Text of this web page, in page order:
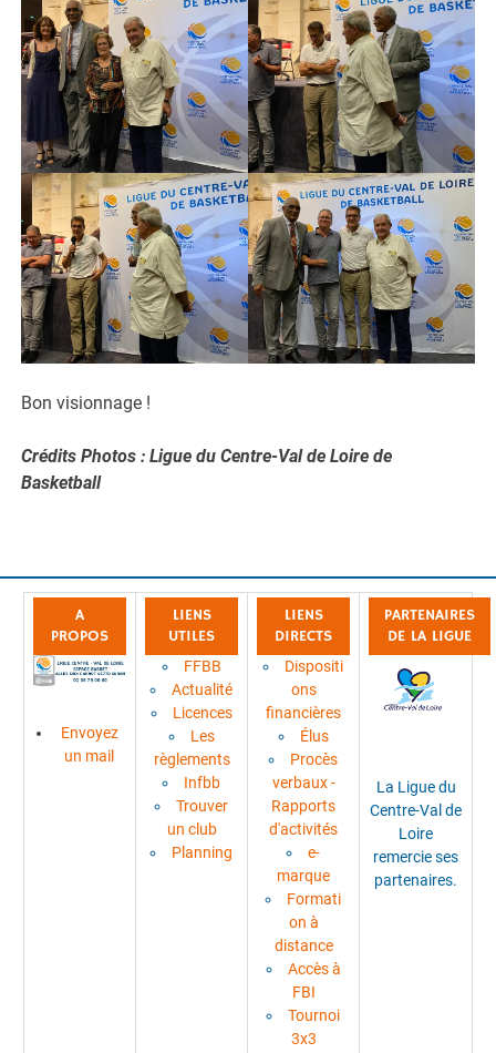
Bon visionnage !
Crédits Photos : Ligue du Centre-Val de Loire de
Basketball
A
PROPOS
Envoyez
un mail
LIENS
UTILES
FFBB
Actualité
Licences
Les
règlements
Infbb
Trouver
un club
Planning
LIENS
DIRECTS
Dispositi
ons
financières
Élus
Procès
verbaux -
Rapports
d'activités
e-
marque
Formati
on à
distance
Accès à
FBI
Tournoi
3x3
PARTENAIRES
DE LA LIGUE
La Ligue du
Centre-Val de
Loire
remercie ses
partenaires.